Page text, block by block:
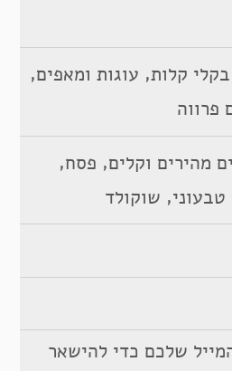
קלות, עוגות ומאפים,
פרווה
מהירים וקלים, פסח,
טבעוני, שוקולד
שלכם כדי להישאר